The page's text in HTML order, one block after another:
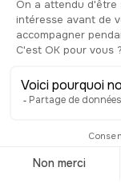
l’ancien
bâtiment
plusieurs
dans